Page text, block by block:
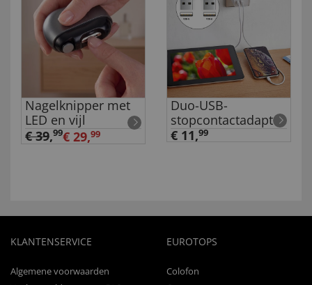
Nagelknipper met
LED en vijl
€ 39,99€ 29,99
Duo-USB-
stopcontactadapter
€ 11,99
KLANTENSERVICE
Algemene voorwaarden
EUROTOPS
Colofon